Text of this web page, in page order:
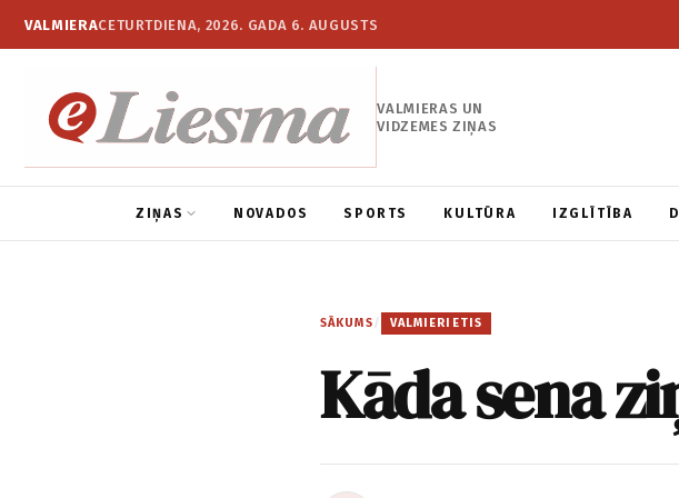
VALMIERACETURTDIENA, 2026. GADA 6. AUGUSTS
VALMIERAS UN
VIDZEMES ZIŅAS
ZIŅAS NOVADOS SPORTS KULTŪRA IZGLĪTĪBA
SĀKUMS / VALMIERIETIS
Kāda sena